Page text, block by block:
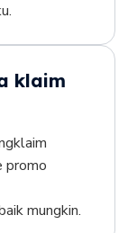
klaim
promo
mungkin.